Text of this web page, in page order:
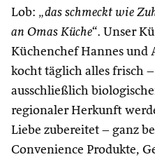
Lob: „das schmeckt wie
an Omas Küche“. Unser
Küchenchef Hannes
kocht täglich alles frisch
ausschließlich
regionaler Herkunft
Liebe zubereitet – ganz
Convenience Produkte,